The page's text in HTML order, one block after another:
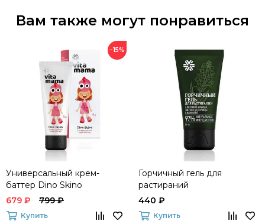
Вам также могут понравиться
−15%
Универсальный крем-
баттер Dino Skino
Vitamama
679 ₽ 799 ₽
Купить
Горчичный гель для
растираний
440 ₽
Купить